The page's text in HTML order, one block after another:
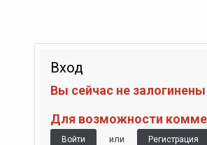
Вход
Вы сейчас не
Для возможности
Войти или Регистрация